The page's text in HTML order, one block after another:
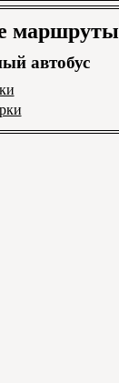
маршруты
автобус